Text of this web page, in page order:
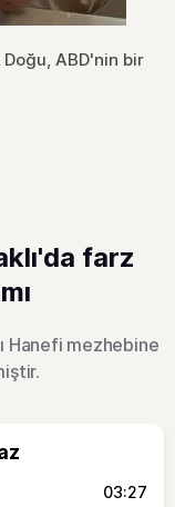
ABD'nin bir
farz
Hanefi mezhebine
03:27